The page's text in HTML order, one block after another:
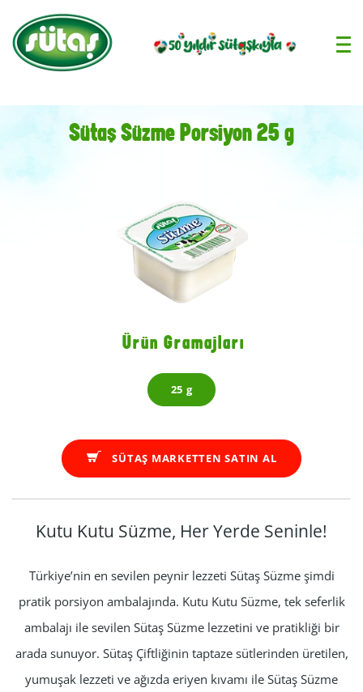
Sütaş Süzme Porsiyon 25 g
Ürün Gramajları
25 g
SÜTAŞ MARKETTEN SATIN AL
Kutu Kutu Süzme, Her Yerde Seninle!
Türkiye’nin en sevilen peynir lezzeti Sütaş Süzme şimdi
pratik porsiyon ambalajında. Kutu Kutu Süzme, tek seferlik
ambalajı ile sevilen Sütaş Süzme lezzetini ve pratikliği bir
arada sunuyor. Sütaş Çiftliğinin taptaze sütlerinden üretilen,
yumuşak lezzeti ve ağızda eriyen kıvamı ile Sütaş Süzme